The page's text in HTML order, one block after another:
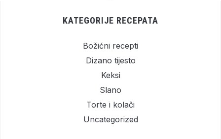
KATEGORIJE RECEPATA
Božićni recepti
Dizano tijesto
Keksi
Slano
Torte i kolači
Uncategorized